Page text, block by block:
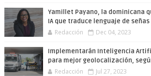
Yamillet Payano, la dominicana
IA que traduce lenguaje de
Redacción Dec 04, 2023
Implementarán Inteligencia
para mejor geolocalización,
Redacción Jul 27, 2023